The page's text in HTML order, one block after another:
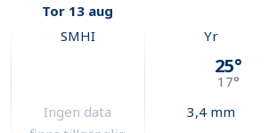
Tor 13 aug
SMHI
Ingen data
Yr
25°
17°
3,4mm